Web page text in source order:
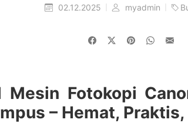
02.12.2025 myadmin
Mesin Fotokopi
– Hemat,